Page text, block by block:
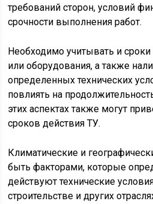
требований сторон, условий
срочности выполнения работ.
Необходимо учитывать и
или оборудования, а также
определенных технических
повлиять на
этих аспектах также могут
сроков действия ТУ.
Климатические и
быть факторами, которые
действуют технические
строительстве и других